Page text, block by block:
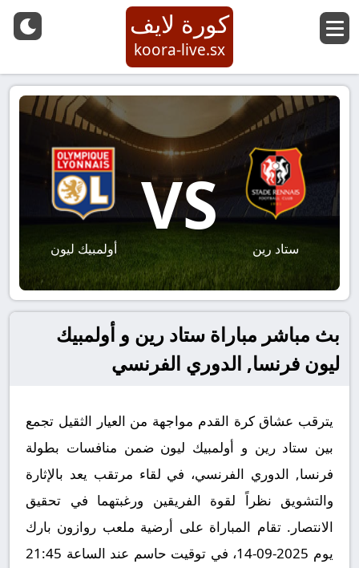
كورة لايف
koora-live.sx
ستاد رين
VS
أولمبيك ليون
بث مباشر مباراة ستاد رين و أولمبيك
ليون فرنسا, الدوري الفرنسي
يترقب عشاق كرة القدم مواجهة من العيار الثقيل تجمع
بين ستاد رين و أولمبيك ليون ضمن منافسات بطولة
فرنسا, الدوري الفرنسي، في لقاء مرتقب يعد بالإثارة
والتشويق نظراً لقوة الفريقين ورغبتهما في تحقيق
الانتصار. تقام المباراة على أرضية ملعب روازون بارك
يوم 2025-09-14، في توقيت حاسم عند الساعة 21:45